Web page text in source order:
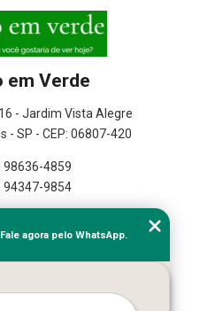
em Verde
- Jardim Vista Alegre
- SP - CEP: 06807-420
98636-4859
94347-9854
Fale agora pelo WhatsApp.